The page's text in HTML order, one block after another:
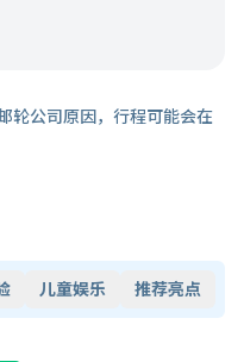
轮公司原因，行程可能会在
儿童娱乐 推荐亮点